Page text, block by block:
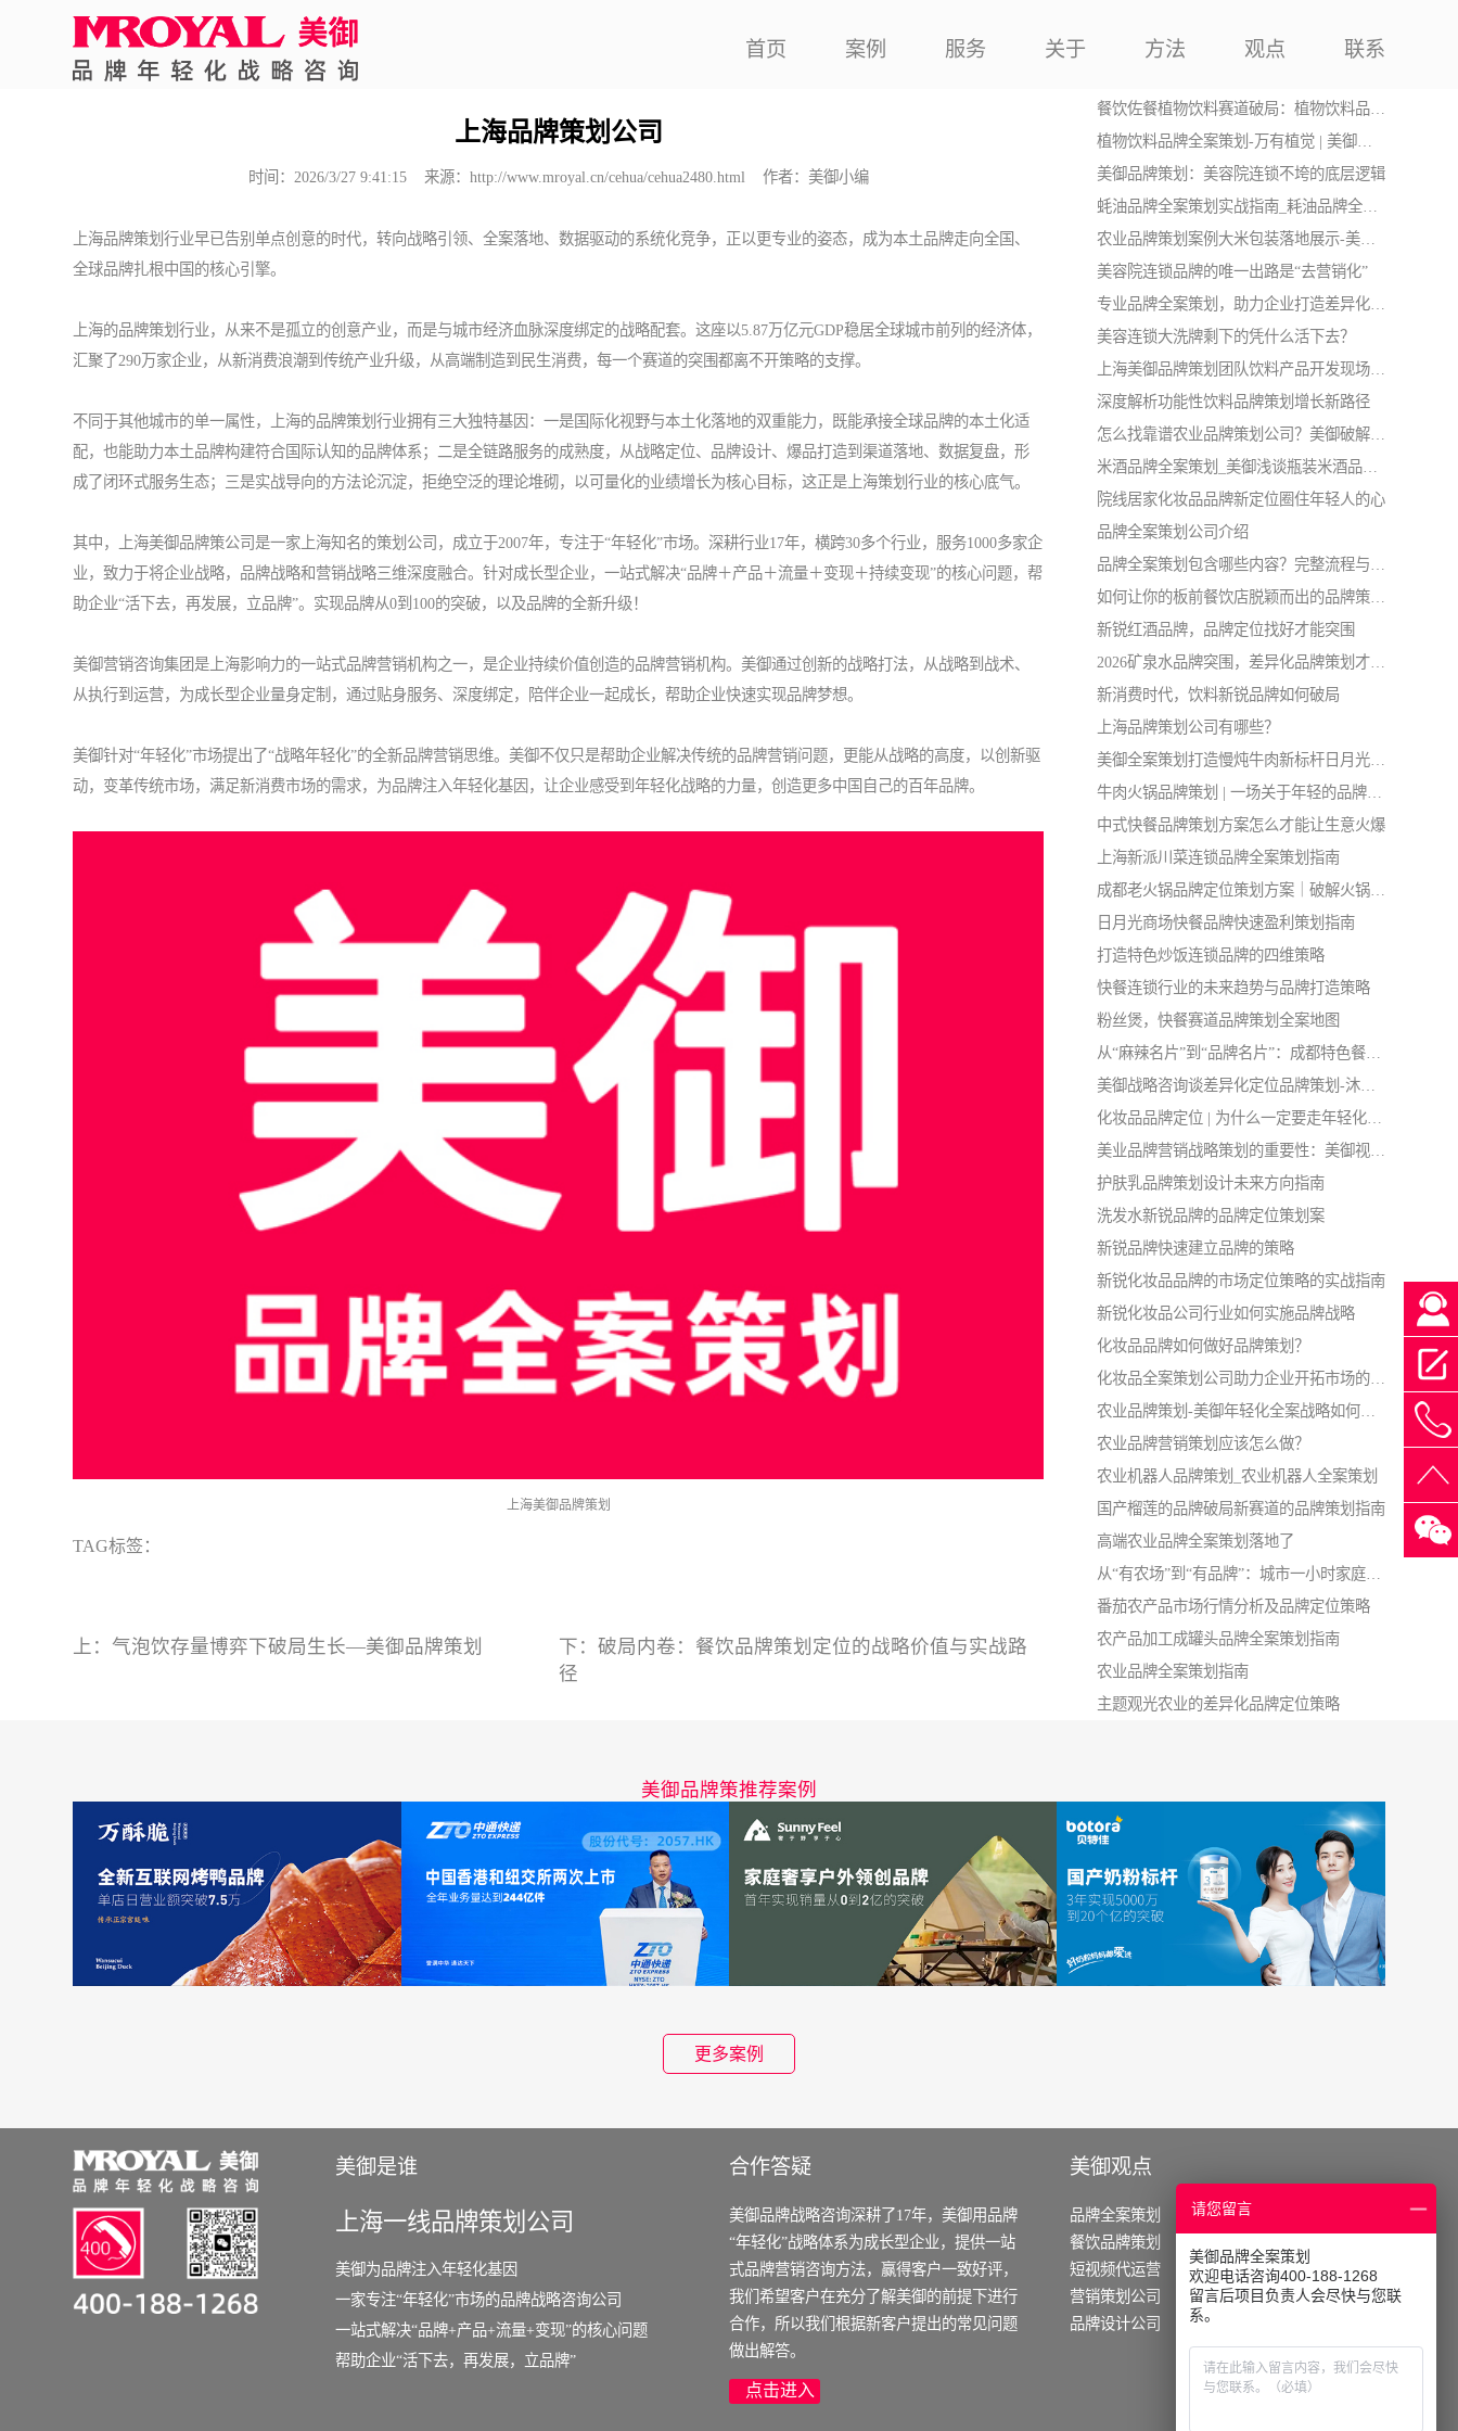
首页 案例 服务 关于 方法 观点 联系
所在位置： 首页 >品牌策划> 正文
上海品牌策划公司
时间：2026/3/27 9:41:15 来源： http://www.mroyal.cn/cehua/cehua2480.html 作者：美御小编
上海品牌策划行业早已告别单点创意的时代，转向战略引领、全案落地、数据驱动的系统化竞争，正以更专业的姿态，成为本土品牌走向全国、
全球品牌扎根中国的核心引擎。
上海的品牌策划行业，从来不是孤立的创意产业，而是与城市经济血脉深度绑定的战略配套。这座以5.87万亿元GDP稳居全球城市前列的经济体，
汇聚了290万家企业，从新消费浪潮到传统产业升级，从高端制造到民生消费，每一个赛道的突围都离不开策略的支撑。
不同于其他城市的单一属性，上海的品牌策划行业拥有三大独特基因：一是国际化视野与本土化落地的双重能力，既能承接全球品牌的本土化适
配，也能助力本土品牌构建符合国际认知的品牌体系；二是全链路服务的成熟度，从战略定位、品牌设计、爆品打造到渠道落地、数据复盘，形
成了闭环式服务生态；三是实战导向的方法论沉淀，拒绝空泛的理论堆砌，以可量化的业绩增长为核心目标，这正是上海策划行业的核心底气。
其中，上海美御品牌策公司是一家上海知名的策划公司，成立于2007年，专注于“年轻化”市场。深耕行业17年，横跨30多个行业，服务1000多家企
业，致力于将企业战略，品牌战略和营销战略三维深度融合。针对成长型企业，一站式解决“品牌＋产品＋流量＋变现＋持续变现”的核心问题，帮
助企业“活下去，再发展，立品牌”。实现品牌从0到100的突破，以及品牌的全新升级！
美御营销咨询集团是上海影响力的一站式品牌营销机构之一，是企业持续价值创造的品牌营销机构。美御通过创新的战略打法，从战略到战术、
从执行到运营，为成长型企业量身定制，通过贴身服务、深度绑定，陪伴企业一起成长，帮助企业快速实现品牌梦想。
美御针对“年轻化”市场提出了“战略年轻化”的全新品牌营销思维。美御不仅只是帮助企业解决传统的品牌营销问题，更能从战略的高度，以创新驱
动，变革传统市场，满足新消费市场的需求，为品牌注入年轻化基因，让企业感受到年轻化战略的力量，创造更多中国自己的百年品牌。
上海美御品牌策划
TAG标签：
上：气泡饮存量博弈下破局生长—美御品牌策划 下： 破局内卷：餐饮品牌策划定位的战略价值与实战路
径
餐饮佐餐植物饮料赛道破局：植物饮料品牌定位战略
植物饮料品牌全案策划-万有植觉 | 美御品牌策划
美御品牌策划：美容院连锁不垮的底层逻辑
蚝油品牌全案策划实战指南_耗油品牌全案策划-上海美御
农业品牌策划案例大米包装落地展示-美御品牌策划
美容院连锁品牌的唯一出路是“去营销化”
专业品牌全案策划，助力企业打造差异化核心竞争力
美容连锁大洗牌剩下的凭什么活下去？
上海美御品牌策划团队饮料产品开发现场花絮
深度解析功能性饮料品牌策划增长新路径
怎么找靠谱农业品牌策划公司？美御破解农产品增长难题
米酒品牌全案策划_美御浅谈瓶装米酒品牌全案策划指南
院线居家化妆品品牌新定位圈住年轻人的心
品牌全案策划公司介绍
如何让你的板前餐饮店脱颖而出的品牌策划思路
新锐红酒品牌，品牌定位找好才能突围
2026矿泉水品牌突围，差异化品牌策划才是破局关键
新消费时代，饮料新锐品牌如何破局
上海品牌策划公司有哪些？
美御全案策划打造慢炖牛肉新标杆日月光中心店开业
牛肉火锅品牌策划 | 一场关于年轻的品牌战略实验
中式快餐品牌策划方案怎么才能让生意火爆
上海新派川菜连锁品牌全案策划指南
成都老火锅品牌定位策划方案｜破解火锅店同质化闭店难题
日月光商场快餐品牌快速盈利策划指南
打造特色炒饭连锁品牌的四维策略
快餐连锁行业的未来趋势与品牌打造策略
粉丝煲，快餐赛道品牌策划全案地图
从“麻辣名片”到“品牌名片”：成都特色餐饮如何真正跑出来
美御战略咨询谈差异化定位品牌策划-沐浴露品牌如何跳出内卷？
化妆品品牌定位 | 为什么一定要走年轻化这条路
美业品牌营销战略策划的重要性：美御视角下的2026破局之道
护肤乳品牌策划设计未来方向指南
洗发水新锐品牌的品牌定位策划案
新锐品牌快速建立品牌的策略
新锐化妆品品牌的市场定位策略的实战指南
新锐化妆品公司行业如何实施品牌战略
化妆品品牌如何做好品牌策划？
化妆品全案策划公司助力企业开拓市场的关键步骤
农业品牌策划-美御年轻化全案战略如何重塑农产品品牌价值
农业品牌营销策划应该怎么做？
农业机器人品牌策划_农业机器人全案策划
国产榴莲的品牌破局新赛道的品牌策划指南
高端农业品牌全案策划落地了
从“有农场”到“有品牌”：城市一小时家庭农场的品牌战略指南
番茄农产品市场行情分析及品牌定位策略
农产品加工成罐头品牌全案策划指南
农业品牌全案策划指南
主题观光农业的差异化品牌定位策略
美御品牌策推荐案例
更多案例
美御是谁
上海一线品牌策划公司
美御为品牌注入年轻化基因
一家专注“年轻化”市场的品牌战略咨询公司
一站式解决“品牌+产品+流量+变现”的核心问题
帮助企业“活下去，再发展，立品牌”
合作答疑
美御品牌战略咨询深耕了17年，美御用品牌
“年轻化”战略体系为成长型企业，提供一站
式品牌营销咨询方法，赢得客户一致好评，
我们希望客户在充分了解美御的前提下进行
合作，所以我们根据新客户提出的常见问题
做出解答。
点击进入
美御观点
品牌全案策划
餐饮品牌策划
短视频代运营
营销策划公司
品牌设计公司
餐饮营销策划
化妆品策划公司
企业战略怎么做
请您留言
美御品牌全案策划
欢迎电话咨询400-188-1268
留言后项目负责人会尽快与您联
系。